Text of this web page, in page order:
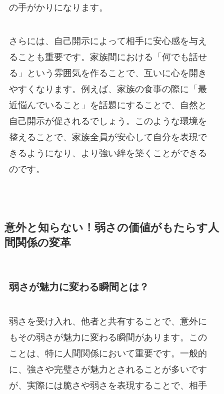
の手がかりになります。
さらには、自己開示によって相手に安心感を与え
ることも重要です。家族間における「何でも話せ
る」という雰囲気を作ることで、互いに心を開き
やすくなります。例えば、家族の食事の際に「最
近悩んでいること」を話題にすることで、自然と
自己開示が促されるでしょう。このような環境を
整えることで、家族全員が安心して自分を表現で
きるようになり、より強い絆を築くことができる
のです。
意外と知らない！弱さの価値がもたらす人
間関係の変革
弱さが魅力に変わる瞬間とは？
弱さを受け入れ、他者と共有することで、意外に
もその弱さが魅力に変わる瞬間があります。この
ことは、特に人間関係において重要です。一般的
に、強さや完璧さが魅力とされることが多いです
が、実際には脆さや弱さを表現することで、相手